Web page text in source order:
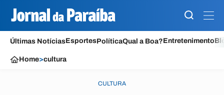
Últimas NotíciasEsportesPolíticaQual a Boa?Entretenimento
Home>cultura
CULTURA